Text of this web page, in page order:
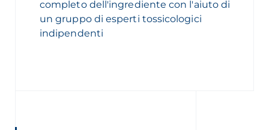
completo dell'ingrediente con l'aiuto di
un gruppo di esperti tossicologici
indipendenti